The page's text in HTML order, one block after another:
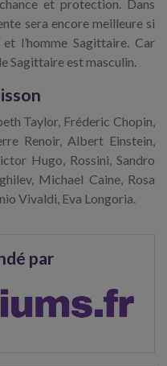
et protection. Dans
sera encore meilleure si
l’homme Sagittaire. Car
Sagittaire est masculin.
Taylor, Fréderic Chopin,
Renoir, Albert Einstein,
Hugo, Rossini, Sandro
Michael Caine, Rosa
Vivaldi, Eva Longoria.
par